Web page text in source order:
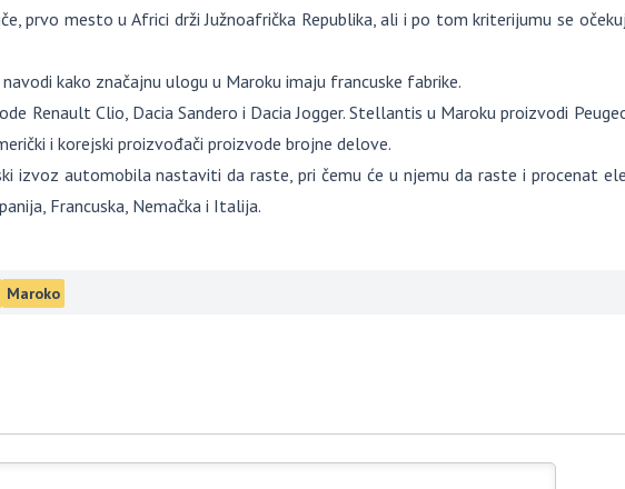
prvo mesto u Africi drži Južnoafrička Republika, ali i po tom kriterijumu se
kako značajnu ulogu u Maroku imaju francuske fabrike.
Renault Clio, Dacia Sandero i Dacia Jogger. Stellantis u Maroku proizvodi
i korejski proizvođači proizvode brojne delove.
izvoz automobila nastaviti da raste, pri čemu će u njemu da raste i procenat
Francuska, Nemačka i Italija.
Maroko